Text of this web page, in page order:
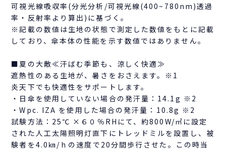
可視光線吸収率(分光分析/可視光線(400~780nm)透過
率・反射率より算出)に基づく。
※記載の数値は生地の状態で測定した数値をもとに記載
しており、傘本体の性能を示す数値ではありません。
■夏の大敵≪汗ばむ季節も、涼しく快適≫
遮熱性のある生地が、暑さをおさえます。※1
炎天下でも快適性をサポートします。
・日傘を使用していない場合の発汗量：14.1g ※2
・Wpc. IZA を使用した場合の発汗量：10.8g ※2
試験方法：25℃ ×６０％RHにて、約800W/㎡に設定
された人工太陽照明灯直下にトレッドミルを設置し、被
験者を4.0㎞/ｈの速度で20分間歩行させた。この時当